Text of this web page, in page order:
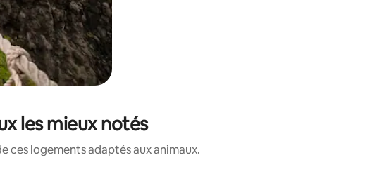
les mieux notés
ces logements adaptés aux animaux.